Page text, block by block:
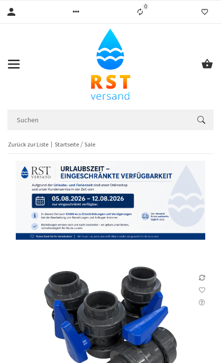
0Liste ist leer
Zurück zur Liste Startseite Sale